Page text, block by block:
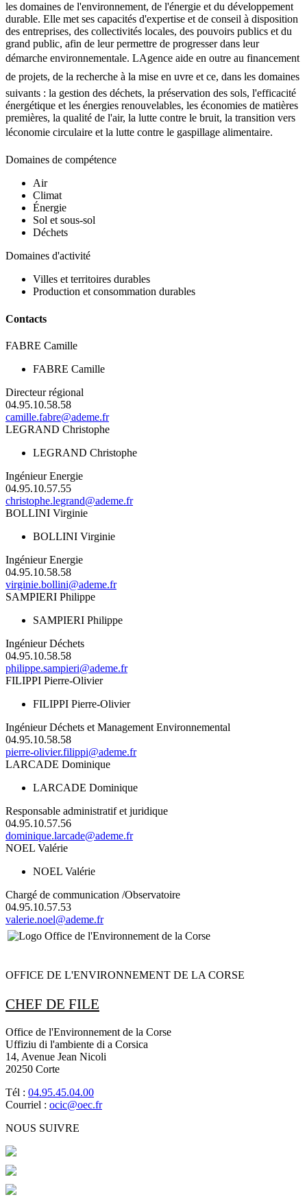
les domaines de l'environnement, de l'énergie et du développement
durable. Elle met ses capacités d'expertise et de conseil à disposition
des entreprises, des collectivités locales, des pouvoirs publics et du
grand public, afin de leur permettre de progresser dans leur
démarche environnementale. LAgence aide en outre au financement
de projets, de la recherche à la mise en uvre et ce, dans les domaines
suivants : la gestion des déchets, la préservation des sols, l'efficacité
énergétique et les énergies renouvelables, les économies de matières
premières, la qualité de l'air, la lutte contre le bruit, la transition vers
léconomie circulaire et la lutte contre le gaspillage alimentaire.
Domaines de compétence
Air
Climat
Énergie
Sol et sous-sol
Déchets
Domaines d'activité
Villes et territoires durables
Production et consommation durables
Contacts
FABRE Camille
FABRE Camille
Directeur régional
04.95.10.58.58
camille.fabre@ademe.fr
LEGRAND Christophe
LEGRAND Christophe
Ingénieur Energie
04.95.10.57.55
christophe.legrand@ademe.fr
BOLLINI Virginie
BOLLINI Virginie
Ingénieur Energie
04.95.10.58.58
virginie.bollini@ademe.fr
SAMPIERI Philippe
SAMPIERI Philippe
Ingénieur Déchets
04.95.10.58.58
philippe.sampieri@ademe.fr
FILIPPI Pierre-Olivier
FILIPPI Pierre-Olivier
Ingénieur Déchets et Management Environnemental
04.95.10.58.58
pierre-olivier.filippi@ademe.fr
LARCADE Dominique
LARCADE Dominique
Responsable administratif et juridique
04.95.10.57.56
dominique.larcade@ademe.fr
NOEL Valérie
NOEL Valérie
Chargé de communication /Observatoire
04.95.10.57.53
valerie.noel@ademe.fr
OFFICE DE L'ENVIRONNEMENT DE LA CORSE
CHEF DE FILE
Office de l'Environnement de la Corse
Uffiziu di l'ambiente di a Corsica
14, Avenue Jean Nicoli
20250 Corte
Tél : 04.95.45.04.00
Courriel : ocic@oec.fr
NOUS SUIVRE